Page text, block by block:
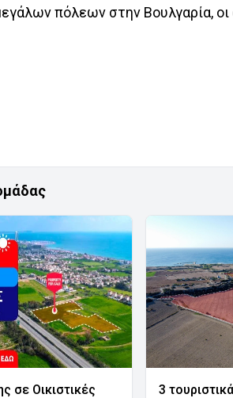
πόλεων στην Βουλγαρία,
σε Οικιστικές
3